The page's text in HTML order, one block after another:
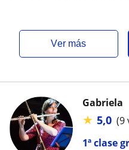
ver más
1ª clase
Gabriela
★ 5,0 (9